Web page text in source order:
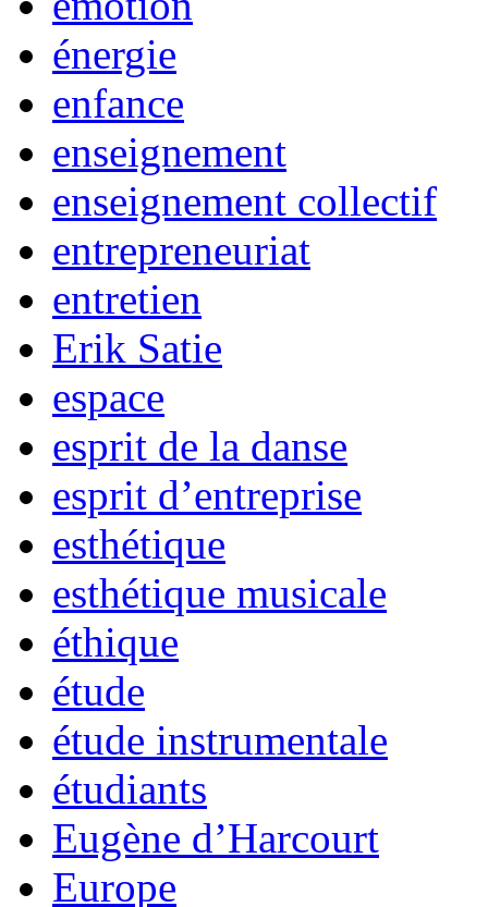
énergie
enfance
enseignement
enseignement collectif
entrepreneuriat
entretien
Erik Satie
espace
esprit de la danse
esprit d’entreprise
esthétique
esthétique musicale
éthique
étude
étude instrumentale
étudiants
Eugène d’Harcourt
Europe